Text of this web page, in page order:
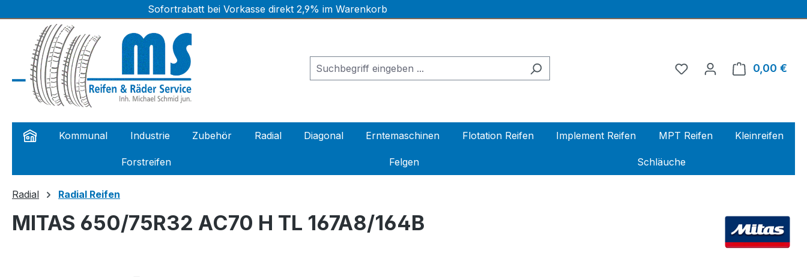
Zur Hauptnavigation springenSofortrabatt bei Vorkasse direkt 2,9% im Warenkorb
0,00 €
Kommunal Industrie Zubehör Radial Diagonal Erntemaschinen Flotation Reifen Implement Reifen MPT Reifen Kleinreifen
Forstreifen Felgen Schläuche
Radial Radial Reifen
MITAS 650/75R32 AC70 H TL 167A8/164B